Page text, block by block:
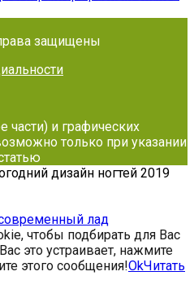
защищены
части) и графических
только при указании
дизайн ногтей 2019
лад
чтобы подбирать для Вас
это устраивает, нажмите
этого сообщения!OkЧитать